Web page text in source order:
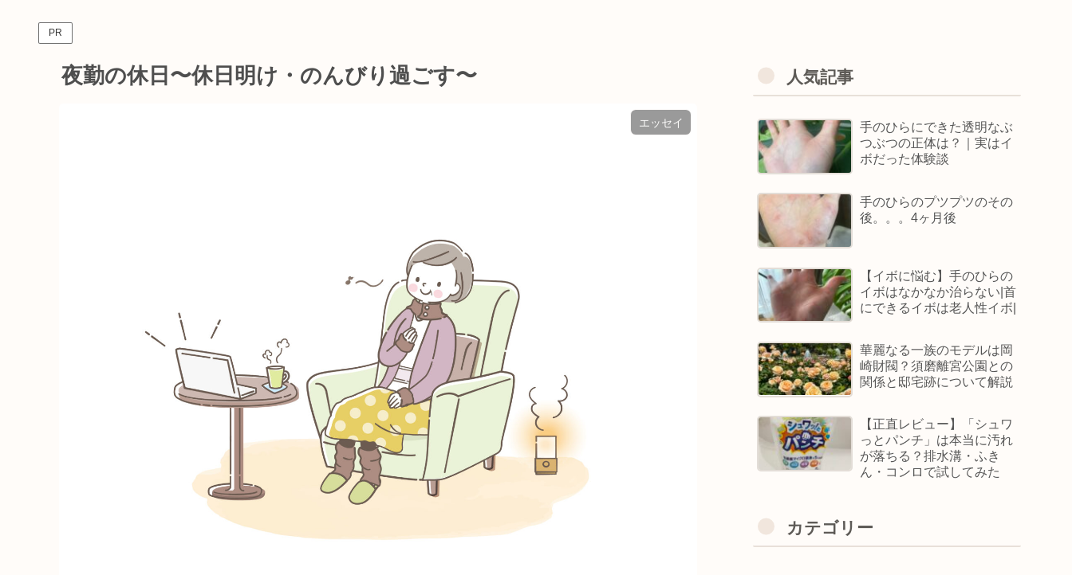
PR
夜勤の休日〜休日明け・のんびり過ごす〜
エッセイ
人気記事
手のひらにできた透明なぶ
つぶつの正体は？｜実はイ
ボだった体験談
手のひらのプツプツのその
後。。。4ヶ月後
【イボに悩む】手のひらの
イボはなかなか治らない|首
にできるイボは老人性イボ|
華麗なる一族のモデルは岡
崎財閥？須磨離宮公園との
関係と邸宅跡について解説
【正直レビュー】「シュワ
っとパンチ」は本当に汚れ
が落ちる？排水溝・ふき
ん・コンロで試してみた
カテゴリー